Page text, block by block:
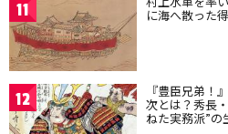
11 に海へ散った
12 『豊臣兄弟！
次とは？秀長
ねた実務派”の